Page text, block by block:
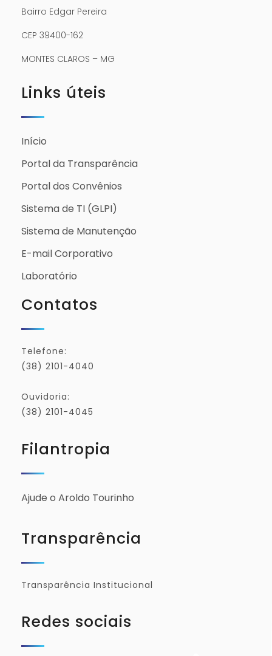
Bairro Edgar Pereira
CEP 39400-162
MONTES CLAROS – MG
Links úteis
Início
Portal da Transparência
Portal dos Convênios
Sistema de TI (GLPI)
Sistema de Manutenção
E-mail Corporativo
Laboratório
Contatos
Telefone:
(38) 2101-4040
Ouvidoria:
(38) 2101-4045
Filantropia
Ajude o Aroldo Tourinho
Transparência
Transparência Institucional
Redes sociais